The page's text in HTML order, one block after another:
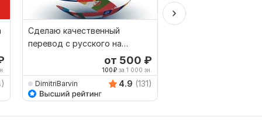
Сделаю качественный
перевод с русского на
украинский и наоборотот 500 ₽
100₽ за 1 000 зн.
DimitriBarvin 4.9 (131)